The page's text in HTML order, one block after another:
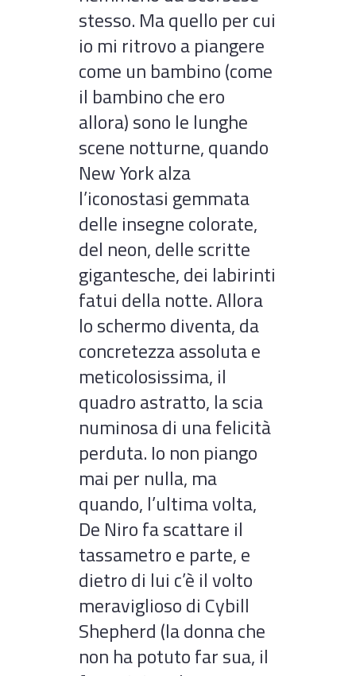
stesso. Ma quello per cui
io mi ritrovo a piangere
come un bambino (come
il bambino che ero
allora) sono le lunghe
scene notturne, quando
New York alza
l’iconostasi gemmata
delle insegne colorate,
del neon, delle scritte
gigantesche, dei labirinti
fatui della notte. Allora
lo schermo diventa, da
concretezza assoluta e
meticolosissima, il
quadro astratto, la scia
numinosa di una felicità
perduta. Io non piango
mai per nulla, ma
quando, l’ultima volta,
De Niro fa scattare il
tassametro e parte, e
dietro di lui c’è il volto
meraviglioso di Cybill
Shepherd (la donna che
non ha potuto far sua, il